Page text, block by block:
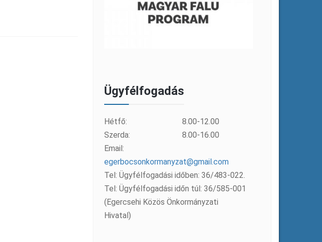
Ügyfélfogadás
Hétfő:
8.00-12.00
Szerda:
8.00-16.00
Email:
egerbocsonkormanyzat@gmail.com
Tel: Ügyfélfogadási időben: 36/483-022.
Tel: Ügyfélfogadási időn túl: 36/585-001
(Egercsehi Közös Önkormányzati
Hivatal)